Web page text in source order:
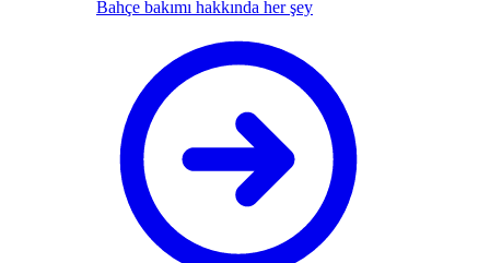
Bahçe bakımı hakkında her şey